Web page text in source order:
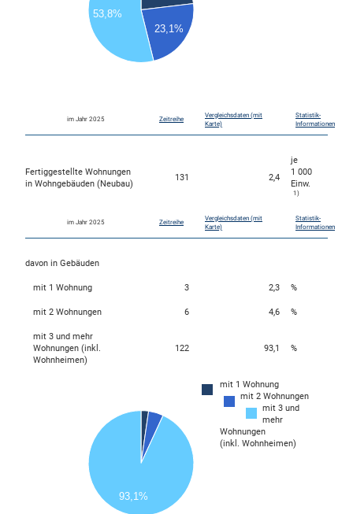
23,1%
53,8%
im Jahr 2025 Zeitreihe
Vergleichsdaten (mit
Karte)
Statistik-
Informationen
Fertiggestellte Wohnungen
in Wohngebäuden (Neubau)
131 2,4
je
1 000
Einw.
1)
im Jahr 2025 Zeitreihe
Vergleichsdaten (mit
Karte)
Statistik-
Informationen
davon in Gebäuden
mit 1 Wohnung 3 2,3 %
mit 2 Wohnungen 6 4,6 %
mit 3 und mehr
Wohnungen (inkl.
Wohnheimen)
122 93,1 %
mit 1 Wohnung
mit 2 Wohnungen
mit 3 und
mehr
Wohnungen
(inkl. Wohnheimen)
93,1%